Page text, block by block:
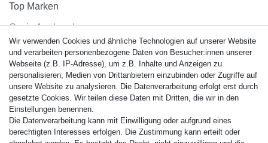
Top Marken
Casio Armband
Festina Armband
Citizen Armband
M. Lacroix Armband
J. Lemans Armband
Uhrenarmbänder - Alle
Sicherheit
Wir verwenden Cookies und ähnliche Technologien auf unserer Website
und verarbeiten personenbezogene Daten von Besucher:innen unserer
Webseite (z.B. IP-Adresse), um z.B. Inhalte und Anzeigen zu
personalisieren, Medien von Drittanbietern einzubinden oder Zugriffe auf
unsere Website zu analysieren. Die Datenverarbeitung erfolgt erst durch
gesetzte Cookies. Wir teilen diese Daten mit Dritten, die wir in den
Einstellungen benennen.
Die Datenverarbeitung kann mit Einwilligung oder aufgrund eines
berechtigten Interesses erfolgen. Die Zustimmung kann erteilt oder